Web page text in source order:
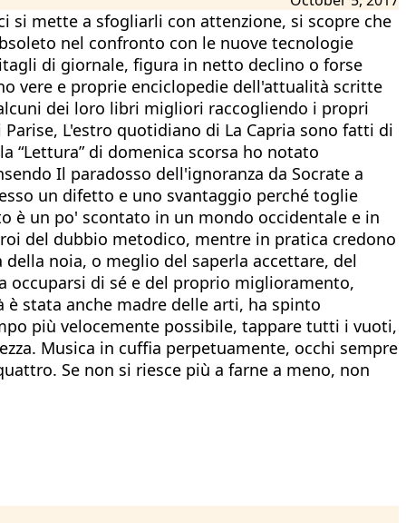
si mette a sfogliarli con attenzione, si scopre che
nel confronto con le nuove tecnologie
di giornale, figura in netto declino o forse
vere e proprie enciclopedie dell'attualità scritte
dei loro libri migliori raccogliendo i propri
L'estro quotidiano di La Capria sono fatti di
di domenica scorsa ho notato
Il paradosso dell'ignoranza da Socrate a
un difetto e uno svantaggio perché toglie
è un po' scontato in un mondo occidentale e in
del dubbio metodico, mentre in pratica credono
noia, o meglio del saperla accettare, del
occuparsi di sé e del proprio miglioramento,
stata anche madre delle arti, ha spinto
più velocemente possibile, tappare tutti i vuoti,
Musica in cuffia perpetuamente, occhi sempre
Se non si riesce più a farne a meno, non